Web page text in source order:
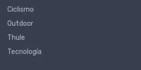
Ciclismo
Outdoor
Thule
Tecnología